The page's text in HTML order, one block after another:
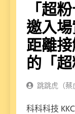
「超
邀入
距離
的「超
跳跳虎（蔡
科科科技